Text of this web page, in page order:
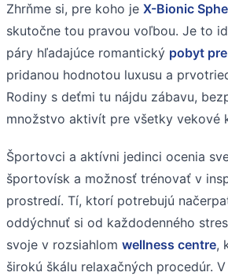
Zhrňme si, pre koho je X-Bionic
skutočne tou pravou voľbou. Je to
páry hľadajúce romantický pobyt
pridanou hodnotou luxusu a
Rodiny s deťmi tu nájdu zábavu,
množstvo aktivít pre všetky vekové
Športovci a aktívni jedinci ocenia
športovísk a možnosť trénovať v
prostredí. Tí, ktorí potrebujú
oddýchnuť si od každodenného
svoje v rozsiahlom wellness centre,
širokú škálu relaxačných procedúr.